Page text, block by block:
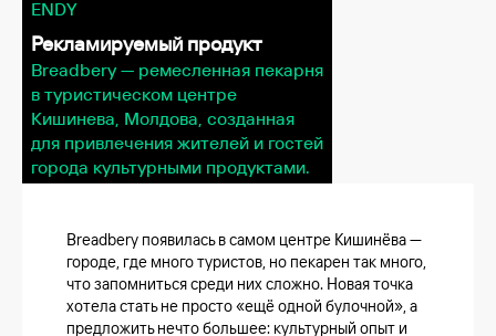
ENDY
Рекламируемый продукт
Breadbery — ремесленная пекарня
в туристическом центре
Кишинева, Молдова, созданная
для привлечения жителей и гостей
города культурными продуктами.
Breadbery появилась в самом центре Кишинёва —
городе, где много туристов, но пекарен так много,
что запомниться среди них сложно. Новая точка
хотела стать не просто «ещё одной булочной», а
предложить нечто большее: культурный опыт и